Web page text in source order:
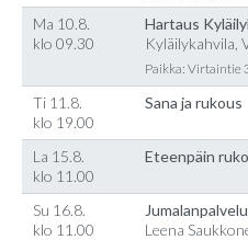
Ma 10.8.
klo 09.30
Hartaus
Kyläilykahvila,
Paikka: Virtaintie
Ti 11.8.
klo 19.00
Sana ja rukous
La 15.8.
klo 11.00
Eteenpäin
Su 16.8.
klo 11.00
Leena